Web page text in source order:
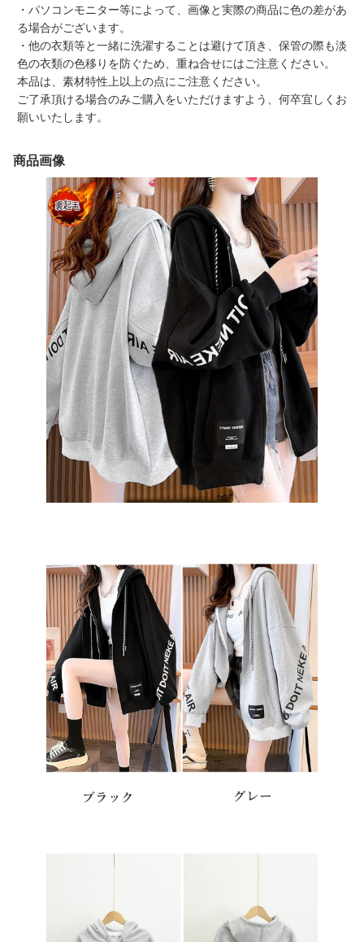
・パソコンモニター等によって、画像と実際の商品に色の差があ
る場合がございます。
・他の衣類等と一緒に洗濯することは避けて頂き、保管の際も淡
色の衣類の色移りを防ぐため、重ね合せにはご注意ください。
本品は、素材特性上以上の点にご注意ください。
ご了承頂ける場合のみご購入をいただけますよう、何卒宜しくお
願いいたします。
商品画像